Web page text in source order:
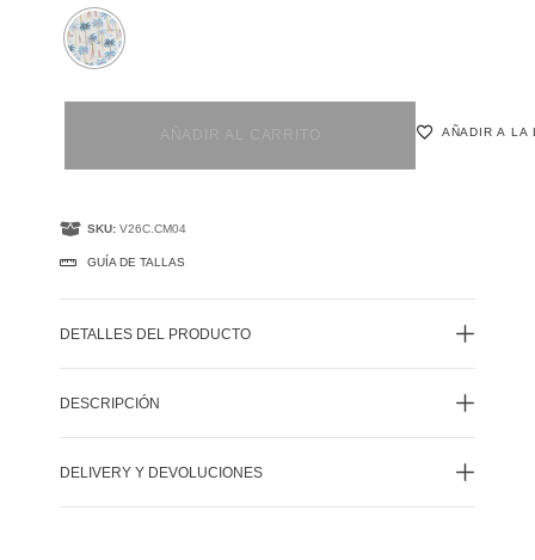
AÑADIR AL CARRITO AÑADIR A LA
SKU: V26C.CM04
GUÍA DE TALLAS
DETALLES DEL PRODUCTO
DESCRIPCIÓN
DELIVERY Y DEVOLUCIONES